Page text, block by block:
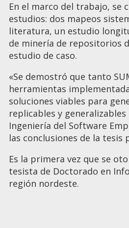
En el marco del trabajo, se
estudios: dos mapeos
literatura, un estudio
de minería de repositorios
estudio de caso.
«Se demostró que tanto
herramientas
soluciones viables para
replicables y
Ingeniería del Software
las conclusiones de la tesis
Es la primera vez que se
tesista de Doctorado en
región nordeste.